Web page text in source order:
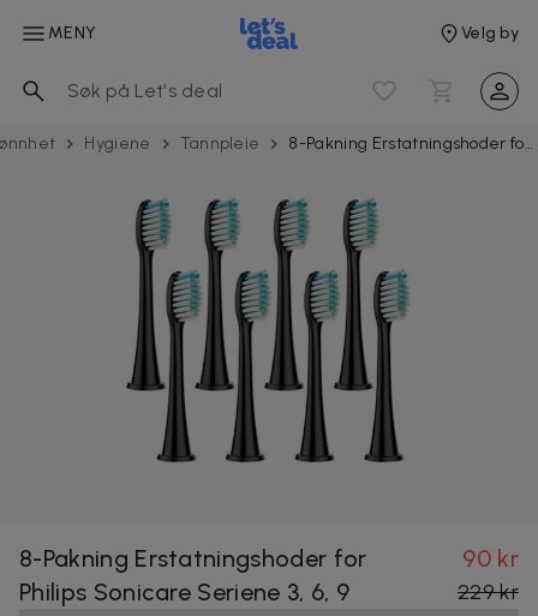
MENY Velg by
Hygiene Tannpleie 8-Pakning Erstatningshoder for Philips Sonicare Seriene 3, 6, 9
8-Pakning Erstatningshoder for
Philips Sonicare Seriene 3, 6, 9
90 kr
229 kr